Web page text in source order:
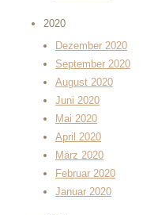
2020
Dezember 2020
September 2020
August 2020
Juni 2020
Mai 2020
April 2020
März 2020
Februar 2020
Januar 2020